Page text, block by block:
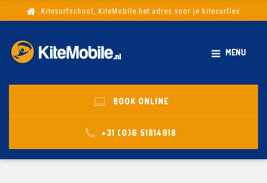
Kitesurfschool, KiteMobile het adres voor je kitesurfles
MENU
BOOK ONLINE
+31 (0)6 51814918